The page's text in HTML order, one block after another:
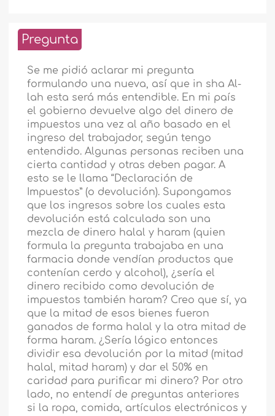
Pregunta
Se me pidió aclarar mi pregunta
formulando una nueva, así que in sha Al-
lah esta será más entendible. En mi país
el gobierno devuelve algo del dinero de
impuestos una vez al año basado en el
ingreso del trabajador, según tengo
entendido. Algunas personas reciben una
cierta cantidad y otras deben pagar. A
esto se le llama “Declaración de
Impuestos” (o devolución). Supongamos
que los ingresos sobre los cuales esta
devolución está calculada son una
mezcla de dinero halal y haram (quien
formula la pregunta trabajaba en una
farmacia donde vendían productos que
contenían cerdo y alcohol), ¿sería el
dinero recibido como devolución de
impuestos también haram? Creo que sí, ya
que la mitad de esos bienes fueron
ganados de forma halal y la otra mitad de
forma haram. ¿Sería lógico entonces
dividir esa devolución por la mitad (mitad
halal, mitad haram) y dar el 50% en
caridad para purificar mi dinero? Por otro
lado, no entendí de preguntas anteriores
si la ropa, comida, artículos electrónicos y